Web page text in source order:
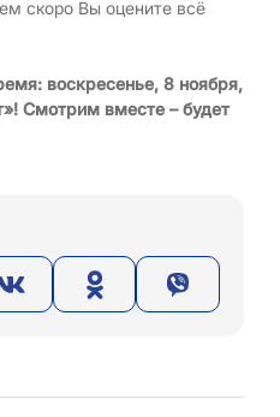
скоро Вы оцените всё
воскресенье, 8 ноября,
Смотрим вместе – будет